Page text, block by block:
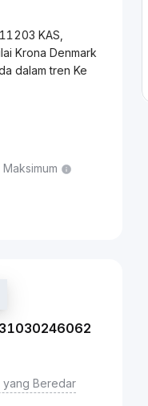
KAS,
Krona Denmark
dalam tren Ke
yang Beredar